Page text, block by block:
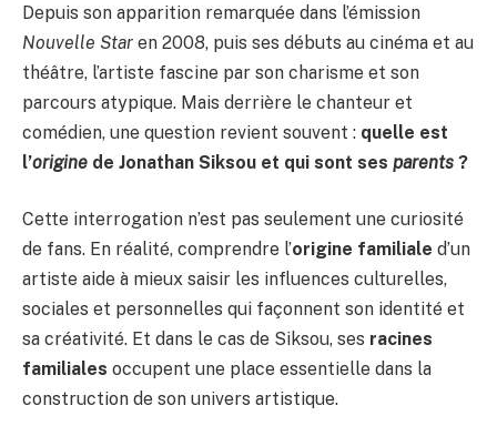
Depuis son apparition remarquée dans l’émission
Nouvelle Star en 2008, puis ses débuts au cinéma et au
théâtre, l’artiste fascine par son charisme et son
parcours atypique. Mais derrière le chanteur et
comédien, une question revient souvent : quelle est
l’origine de Jonathan Siksou et qui sont ses parents ?
Cette interrogation n’est pas seulement une curiosité
de fans. En réalité, comprendre l’origine familiale d’un
artiste aide à mieux saisir les influences culturelles,
sociales et personnelles qui façonnent son identité et
sa créativité. Et dans le cas de Siksou, ses racines
familiales occupent une place essentielle dans la
construction de son univers artistique.